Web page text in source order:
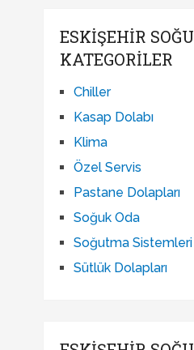
ESKIŞEHIR
KATEGORILER
Chiller
Kasap Dolabı
Klima
Özel Servis
Pastane Dolapları
Soğuk Oda
Soğutma Sistemleri
Sütlük Dolapları